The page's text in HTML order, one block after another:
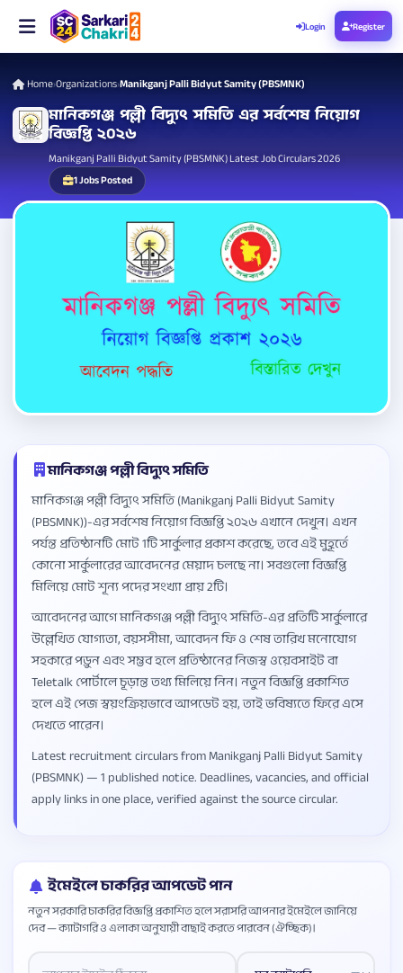
Login Register
Home›Organizations›Manikganj Palli Bidyut Samity (PBSMNK)
মানিকগঞ্জ পল্লী বিদ্যুৎ সমিতি এর সর্বশেষ নিয়োগ
বিজ্ঞপ্তি ২০২৬
Manikganj Palli Bidyut Samity (PBSMNK) Latest Job Circulars 2026
1 Jobs Posted
মানিকগঞ্জ পল্লী বিদ্যুৎ সমিতি
মানিকগঞ্জ পল্লী বিদ্যুৎ সমিতি (Manikganj Palli Bidyut Samity
(PBSMNK))-এর সর্বশেষ নিয়োগ বিজ্ঞপ্তি ২০২৬ এখানে দেখুন। এখন
পর্যন্ত প্রতিষ্ঠানটি মোট 1টি সার্কুলার প্রকাশ করেছে, তবে এই মুহূর্তে
কোনো সার্কুলারের আবেদনের মেয়াদ চলছে না। সবগুলো বিজ্ঞপ্তি
মিলিয়ে মোট শূন্য পদের সংখ্যা প্রায় 2টি।
আবেদনের আগে মানিকগঞ্জ পল্লী বিদ্যুৎ সমিতি-এর প্রতিটি সার্কুলারে
উল্লেখিত যোগ্যতা, বয়সসীমা, আবেদন ফি ও শেষ তারিখ মনোযোগ
সহকারে পড়ুন এবং সম্ভব হলে প্রতিষ্ঠানের নিজস্ব ওয়েবসাইট বা
Teletalk পোর্টালে চূড়ান্ত তথ্য মিলিয়ে নিন। নতুন বিজ্ঞপ্তি প্রকাশিত
হলে এই পেজ স্বয়ংক্রিয়ভাবে আপডেট হয়, তাই ভবিষ্যতে ফিরে এসে
দেখতে পারেন।
Latest recruitment circulars from Manikganj Palli Bidyut Samity
(PBSMNK) — 1 published notice. Deadlines, vacancies, and official
apply links in one place, verified against the source circular.
ইমেইলে চাকরির আপডেট পান
নতুন সরকারি চাকরির বিজ্ঞপ্তি প্রকাশিত হলে সরাসরি আপনার ইমেইলে জানিয়ে
দেব — ক্যাটাগরি ও এলাকা অনুযায়ী বাছাই করতে পারবেন (ঐচ্ছিক)।
Website